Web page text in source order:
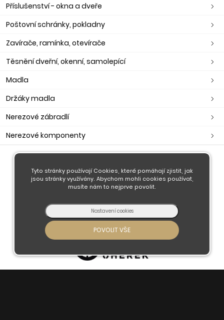
Příslušenství - okna a dveře
Poštovní schránky, pokladny
Zavírače, ramínka, otevírače
Těsnění dveřní, okenní, samolepící
Madla
Držáky madla
Nerezové zábradlí
Nerezové komponenty
O nás
Obchodní podmínky
Kontaktujte nás
Tyto stránky používají Cookies, které pomáhají zjistit, jak
jsou stránky využívány. Abychom mohli cookies používat,
musíte nám to nejprve povolit.